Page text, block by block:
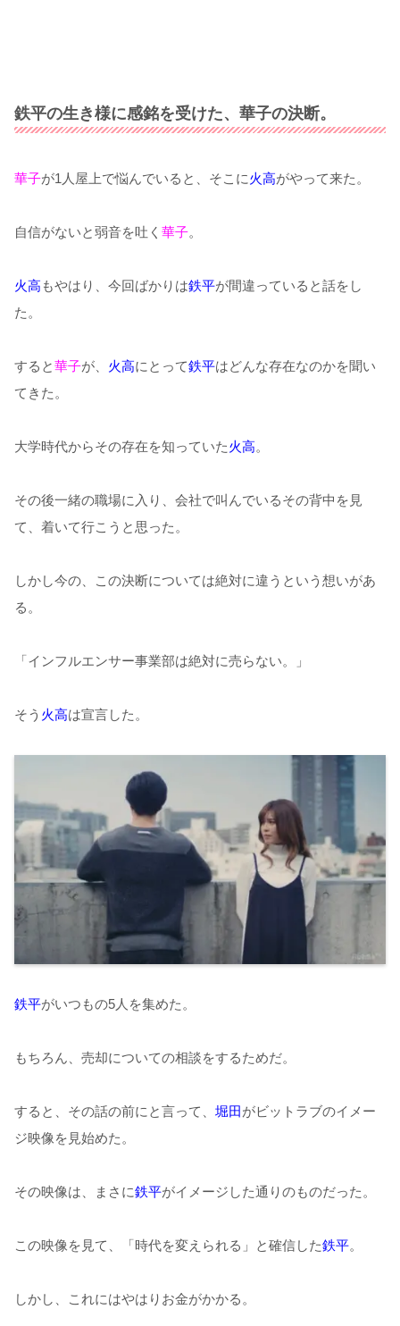
鉄平の生き様に感銘を受けた、華子の決断。
華子が1人屋上で悩んでいると、そこに火高がやって来た。
自信がないと弱音を吐く 華子。
火高 もやはり、今回ばかりは鉄平が間違っていると話をし
た。
すると華子が、 火高にとって鉄平はどんな存在なのかを聞い
てきた。
大学時代からその存在を知っていた火高。
その後一緒の職場に入り、会社で叫んでいるその背中を見
て、着いて行こうと思った。
しかし今の、この決断については絶対に違うという想いがあ
る。
「インフルエンサー事業部は絶対に売らない。」
そう 火高は宣言した。
鉄平がいつもの5人を集めた。
もちろん、売却についての相談をするためだ。
すると、その話の前にと言って、 堀田がビットラブのイメー
ジ映像を見始めた。
その映像は、まさに鉄平がイメージした通りのものだった。
この映像を見て、「時代を変えられる」と確信した鉄平。
しかし、これにはやはりお金がかかる。